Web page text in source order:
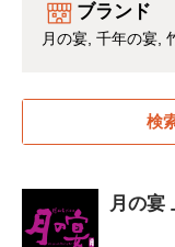
ブランド
月の宴 千年の宴
検
月の宴